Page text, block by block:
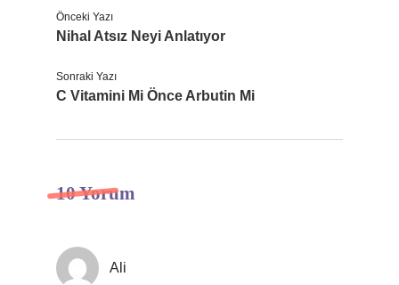
Önceki Yazı
Nihal Atsız Neyi Anlatıyor
Sonraki Yazı
C Vitamini Mi Önce Arbutin Mi
10 Yorum
Ali